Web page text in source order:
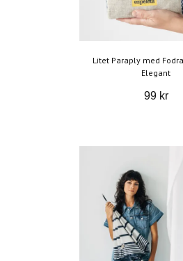
Litet Paraply med
Elegant
99 kr